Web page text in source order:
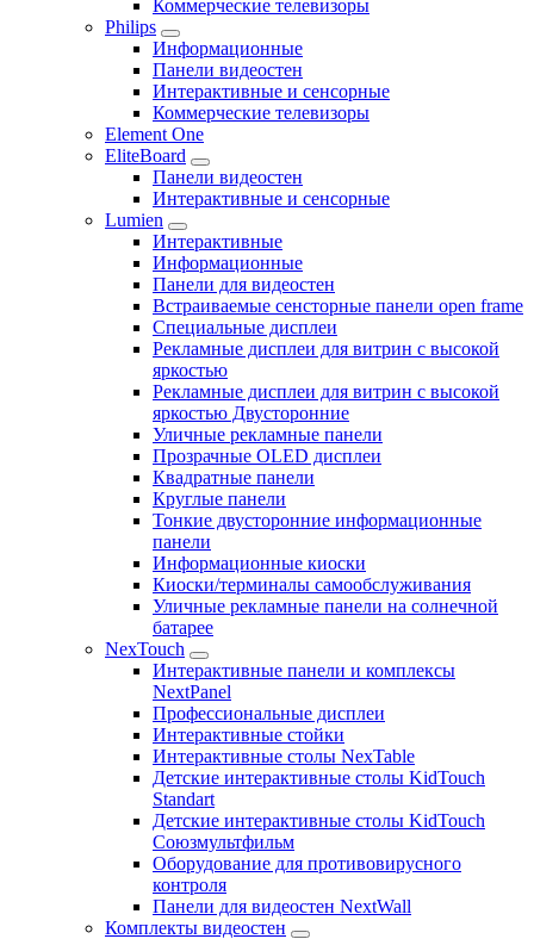
Коммерческие телевизоры
Philips
Информационные
Панели видеостен
Интерактивные и сенсорные
Коммерческие телевизоры
Element One
EliteBoard
Панели видеостен
Интерактивные и сенсорные
Lumien
Интерактивные
Информационные
Панели для видеостен
Встраиваемые сенсторные панели open frame
Специальные дисплеи
Рекламные дисплеи для витрин с высокой
яркостью
Рекламные дисплеи для витрин с высокой
яркостью Двусторонние
Уличные рекламные панели
Прозрачные OLED дисплеи
Квадратные панели
Круглые панели
Тонкие двусторонние информационные
панели
Информационные киоски
Киоски/терминалы самообслуживания
Уличные рекламные панели на солнечной
батарее
NexTouch
Интерактивные панели и комплексы
NextPanel
Профессиональные дисплеи
Интерактивные стойки
Интерактивные столы NexTable
Детские интерактивные столы KidTouch
Standart
Детские интерактивные столы KidTouch
Союзмультфильм
Оборудование для противовирусного
контроля
Панели для видеостен NextWall
Комплекты видеостен